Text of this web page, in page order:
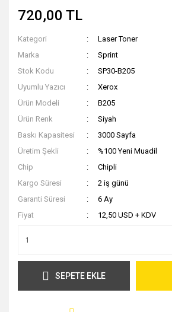
720,00 TL
Kategori
Laser Toner
Marka
Sprint
Stok Kodu
SP30-B205
Uyumlu Yazıcı
Xerox
Ürün Modeli
B205
Ürün Renk
Siyah
Baskı Kapasitesi
3000 Sayfa
Üretim Şekli
%100 Yeni Muadil
Chip
Chipli
Kargo Süresi
2 iş günü
Garanti Süresi
6 Ay
Fiyat
12,50 USD + KDV
SEPETE EKLE